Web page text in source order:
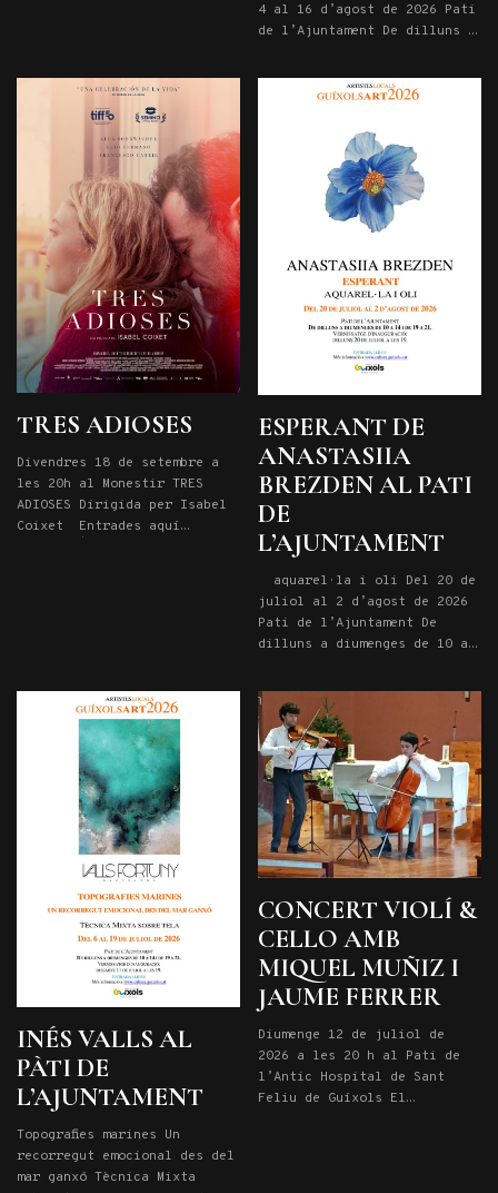
4 al 16 d’agost de 2026 Pati
de l’Ajuntament De dilluns a
a 21. Vernissatge
d’inauguració: 5 d’agost a
TRES ADIOSES
Divendres 18 de setembre a
les 20h al Monestir TRES
ADIOSES Dirigida per Isabel
Coixet Entrades aquí
reflecteix la quotidianitat
on la vida, la mort, l’humor
ESPERANT DE
ANASTASIIA
BREZDEN AL PATI
DE
L’AJUNTAMENT
aquarel·la i oli Del 20 de
juliol al 2 d’agost de 2026
Pati de l’Ajuntament De
dilluns a diumenges de 10 a
juliol a les 19. Entrada
lliure
INÉS VALLS AL
PÀTI DE
L’AJUNTAMENT
Topografies marines Un
recorregut emocional des del
mar ganxó Tècnica Mixta
CONCERT VIOLÍ &
CELLO AMB
MIQUEL MUÑIZ I
JAUME FERRER
Diumenge 12 de juliol de
2026 a les 20 h al Pati de
l’Antic Hospital de Sant
Feliu de Guíxols El